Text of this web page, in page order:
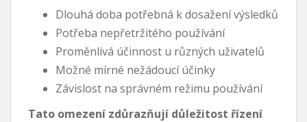
Dlouhá doba potřebná k dosažení výsledků
Potřeba nepřetržitého používání
Proměnlivá účinnost u různých uživatelů
Možné mírné nežádoucí účinky
Závislost na správném režimu používání
Tato omezení zdůrazňují důležitost řízení